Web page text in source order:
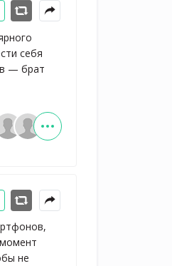
себя
— брат
не